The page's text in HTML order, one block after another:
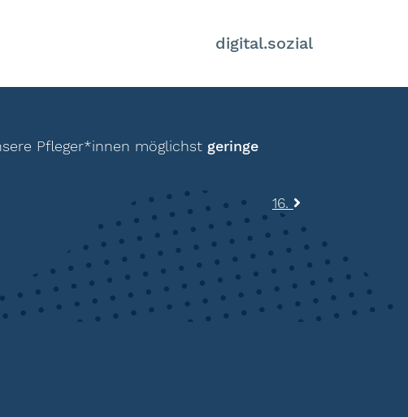
digital.sozial
Pfleger*innen möglichst geringe
16.